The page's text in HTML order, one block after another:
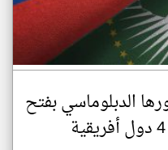
الدبلوماسي بفتح